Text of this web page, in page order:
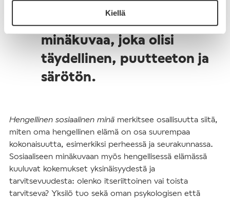
Kiellä
Hyvä itsetunto ei tarkoita
minäkuvaa, joka olisi
täydellinen, puutteeton ja
särötön.
Hengellinen sosiaalinen minä merkitsee osallisuutta siitä,
miten oma hengellinen elämä on osa suurempaa
kokonaisuutta, esimerkiksi perheessä ja seurakunnassa.
Sosiaaliseen minäkuvaan myös hengellisessä elämässä
kuuluvat kokemukset yksinäisyydestä ja
tarvitsevuudesta: olenko itseriittoinen vai toista
tarvitseva? Yksilö tuo sekä oman psykologisen että